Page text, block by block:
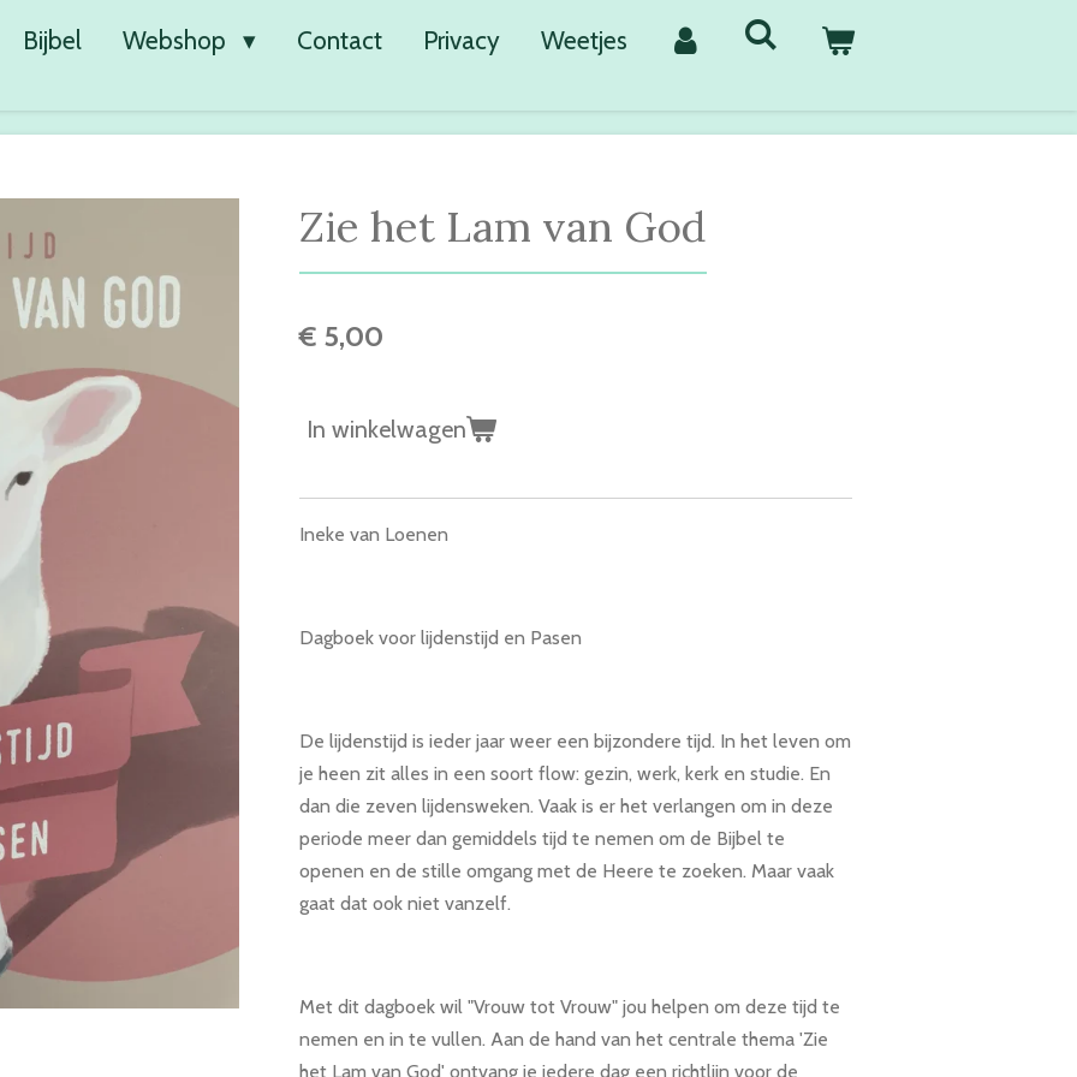
Bijbel Webshop Contact Privacy Weetjes
Zie het Lam van God
€ 5,00
In winkelwagen
Ineke van Loenen
Dagboek voor lijdenstijd en Pasen
De lijdenstijd is ieder jaar weer een bijzondere tijd. In het leven om
je heen zit alles in een soort flow: gezin, werk, kerk en studie. En
dan die zeven lijdensweken. Vaak is er het verlangen om in deze
periode meer dan gemiddels tijd te nemen om de Bijbel te
openen en de stille omgang met de Heere te zoeken. Maar vaak
gaat dat ook niet vanzelf.
Met dit dagboek wil "Vrouw tot Vrouw" jou helpen om deze tijd te
nemen en in te vullen. Aan de hand van het centrale thema 'Zie
het Lam van God' ontvang je iedere dag een richtlijn voor de